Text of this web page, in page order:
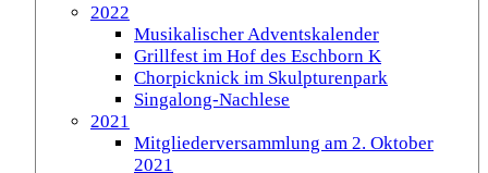
2022
Musikalischer Adventskalender
Grillfest im Hof des Eschborn K
Chorpicknick im Skulpturenpark
Singalong-Nachlese
2021
Mitgliederversammlung am 2. Oktober
2021